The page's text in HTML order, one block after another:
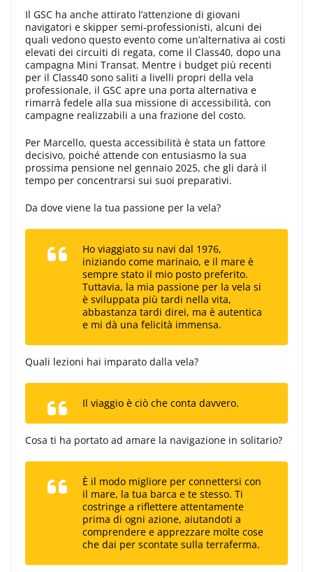
Il GSC ha anche attirato l’attenzione di giovani
navigatori e skipper semi-professionisti, alcuni dei
quali vedono questo evento come un’alternativa ai costi
elevati dei circuiti di regata, come il Class40, dopo una
campagna Mini Transat. Mentre i budget più recenti
per il Class40 sono saliti a livelli propri della vela
professionale, il GSC apre una porta alternativa e
rimarrà fedele alla sua missione di accessibilità, con
campagne realizzabili a una frazione del costo.
Per Marcello, questa accessibilità è stata un fattore
decisivo, poiché attende con entusiasmo la sua
prossima pensione nel gennaio 2025, che gli darà il
tempo per concentrarsi sui suoi preparativi.
Da dove viene la tua passione per la vela?
Ho viaggiato su navi dal 1976,
iniziando come marinaio, e il mare è
sempre stato il mio posto preferito.
Tuttavia, la mia passione per la vela si
è sviluppata più tardi nella vita,
abbastanza tardi direi, ma è autentica
e mi dà una felicità immensa.
Quali lezioni hai imparato dalla vela?
Il viaggio è ciò che conta davvero.
Cosa ti ha portato ad amare la navigazione in solitario?
È il modo migliore per connettersi con
il mare, la tua barca e te stesso. Ti
costringe a riflettere attentamente
prima di ogni azione, aiutandoti a
comprendere e apprezzare molte cose
che dai per scontate sulla terraferma.